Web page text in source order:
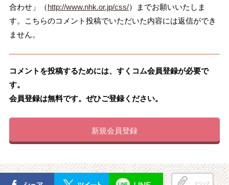
合わせ」（http://www.nhk.or.jp/css/）までお願いいたしま
す。こちらのコメント投稿でいただいた内容には返信ができ
ません。
コメントを投稿するためには、すくコム会員登録が必要で
す。
会員登録は無料です。ぜひご登録ください。
新規会員登録
クリップ